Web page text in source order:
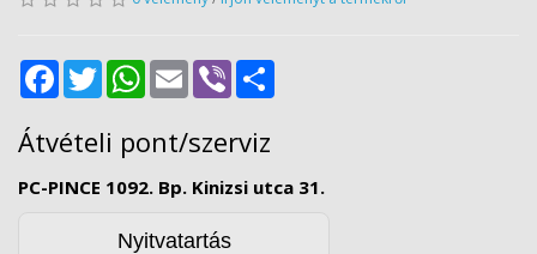
FacebookTwitter WhatsApp
Email Viber
Átvételi pont/szerviz
PC-PINCE 1092. Bp. Kinizsi utca 31.
Nyitvatartás